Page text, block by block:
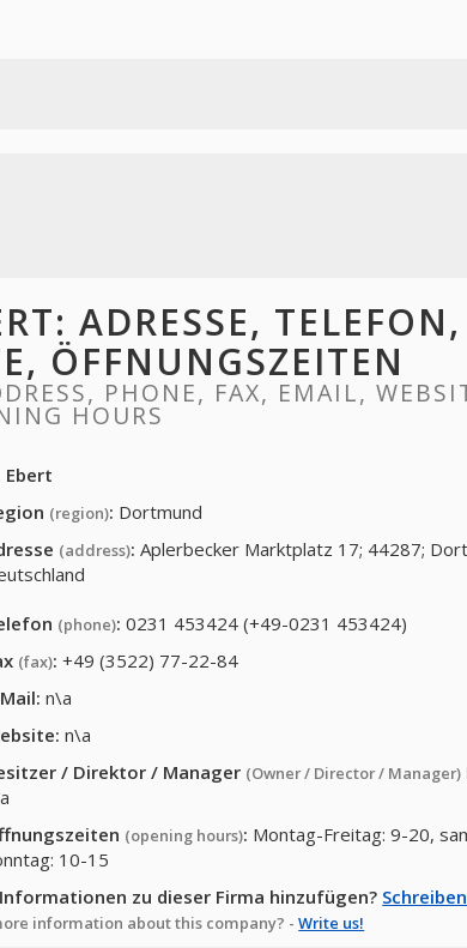
ADRESSE,
ÖFFNUNGSZEITEN
PHONE, FAX, EMAIL,
HOURS
Ebert
(region): Dortmund
(address): Aplerbecker Marktplatz 17; 44287;
(phone): 0231 453424 (+49-0231 453424)
(fax): +49 (3522) 77-22-84
n\a
n\a
/ Direktor / Manager (Owner / Director / Manager)
(opening hours): Montag-Freitag: 9-20,
10-15
zu dieser Firma hinzufügen?
information about this company? -Write us!